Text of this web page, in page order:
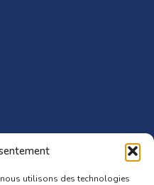
utilisons des technologies